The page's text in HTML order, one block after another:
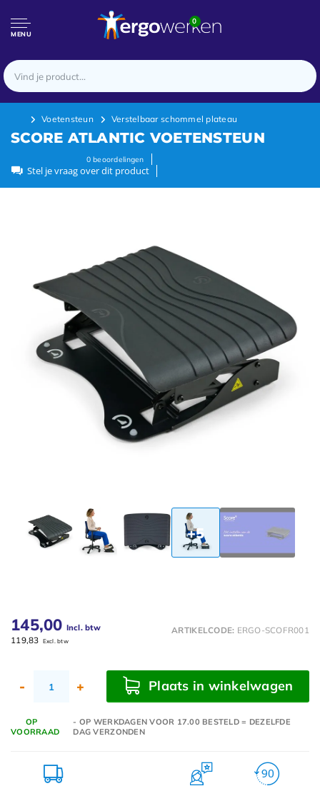
MENU
0
Voetensteun Verstelbaar schommel plateau
SCORE ATLANTIC VOETENSTEUN
0beoordelingen
Stel je vraag over dit product
+5
145,00 Incl. btw
119,83 Excl. btw
ARTIKELCODE: ERGO-SCOFR001
- + Plaats in winkelwagen
OP
VOORRAAD
- OP WERKDAGEN VOOR 17.00 BESTELD = DEZELFDE
DAG VERZONDEN